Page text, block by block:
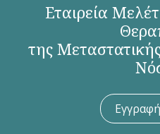
Εταιρεία
της